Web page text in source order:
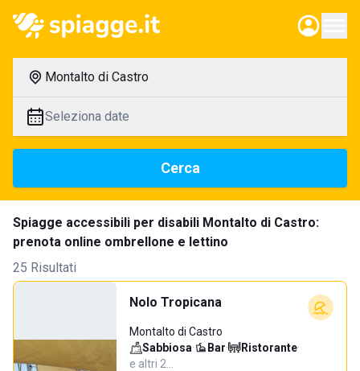
Montalto di Castro
Seleziona date
Cerca
Spiagge accessibili per disabili Montalto di Castro:
prenota online ombrellone e lettino
25 Risultati
Nolo Tropicana
Montalto di Castro
Sabbiosa· Bar· Ristorante·
e altri 2…